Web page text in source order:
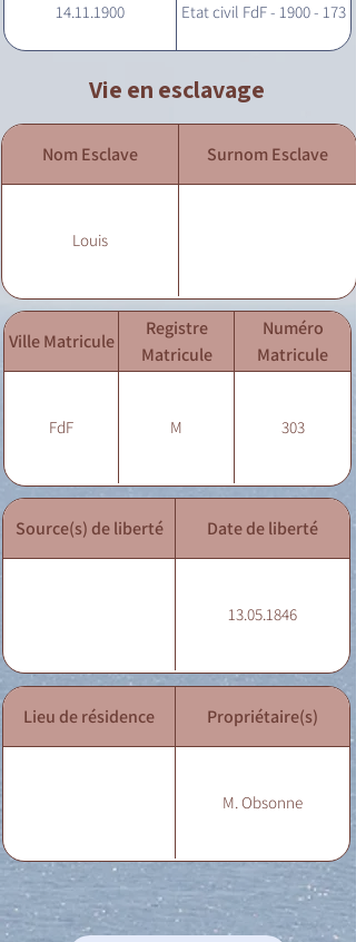
14.11.1900 Etat civil FdF - 1900 - 173
Vie en esclavage
Nom Esclave Surnom Esclave
Louis
Ville Matricule
Registre
Matricule
Numéro
Matricule
FdF M 303
Source(s) de liberté Date de liberté
13.05.1846
Lieu de résidence Propriétaire(s)
M. Obsonne